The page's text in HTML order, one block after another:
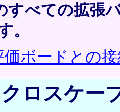
すべての拡張
。
価ボードとの
ロスケー